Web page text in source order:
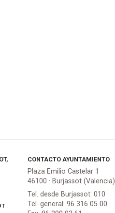
CONTACTO AYUNTAMIENTO
Plaza Emilio Castelar 1
46100 · Burjassot (Valencia)
Tel. desde Burjassot: 010
Tel. general: 96 316 05 00